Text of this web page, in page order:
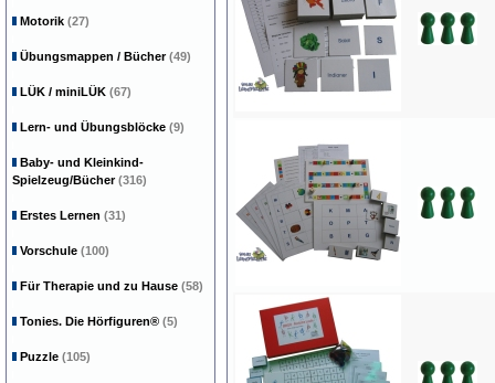
Motorik (27)
Übungsmappen / Bücher(49)
LÜK / miniLÜK (67)
Lern- und Übungsblöcke (9)
Baby- und Kleinkind-
Spielzeug/Bücher(316)
Erstes Lernen (31)
Vorschule (100)
Für Therapie und zu Hause (58)
Tonies. Die Hörfiguren® (5)
Puzzle (105)